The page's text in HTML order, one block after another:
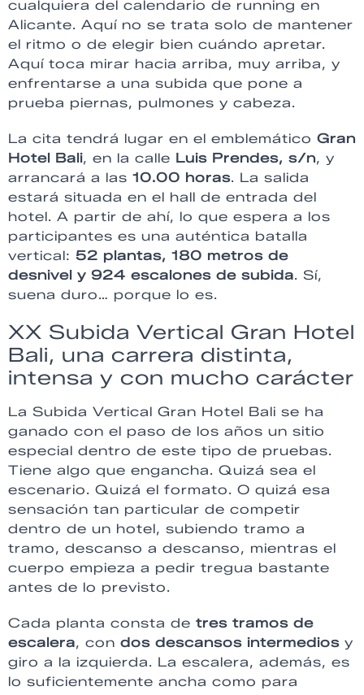
cualquiera del calendario de running en
Alicante. Aquí no se trata solo de mantener
el ritmo o de elegir bien cuándo apretar.
Aquí toca mirar hacia arriba, muy arriba, y
enfrentarse a una subida que pone a
prueba piernas, pulmones y cabeza.
La cita tendrá lugar en el emblemático Gran
Hotel Bali, en la calle Luis Prendes, s/n, y
arrancará a las 10.00 horas. La salida
estará situada en el hall de entrada del
hotel. A partir de ahí, lo que espera a los
participantes es una auténtica batalla
vertical: 52 plantas, 180 metros de
desnivel y 924 escalones de subida. Sí,
suena duro… porque lo es.
XX Subida Vertical Gran Hotel
Bali, una carrera distinta,
intensa y con mucho carácter
La Subida Vertical Gran Hotel Bali se ha
ganado con el paso de los años un sitio
especial dentro de este tipo de pruebas.
Tiene algo que engancha. Quizá sea el
escenario. Quizá el formato. O quizá esa
sensación tan particular de competir
dentro de un hotel, subiendo tramo a
tramo, descanso a descanso, mientras el
cuerpo empieza a pedir tregua bastante
antes de lo previsto.
Cada planta consta de tres tramos de
escalera, con dos descansos intermedios y
giro a la izquierda. La escalera, además, es
lo suficientemente ancha como para